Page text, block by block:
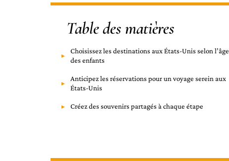
Table des matières
Choisissez les destinations aux États-Unis selon l’âge
des enfants
Anticipez les réservations pour un voyage serein aux
États-Unis
Créez des souvenirs partagés à chaque étape